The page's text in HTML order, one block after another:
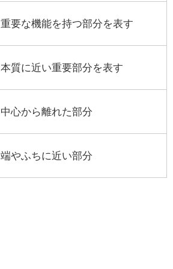
重要な機能を持つ部分を表す
本質に近い重要部分を表す
中心から離れた部分
端やふちに近い部分